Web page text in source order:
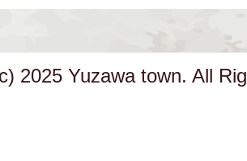
2025 Yuzawa town. All